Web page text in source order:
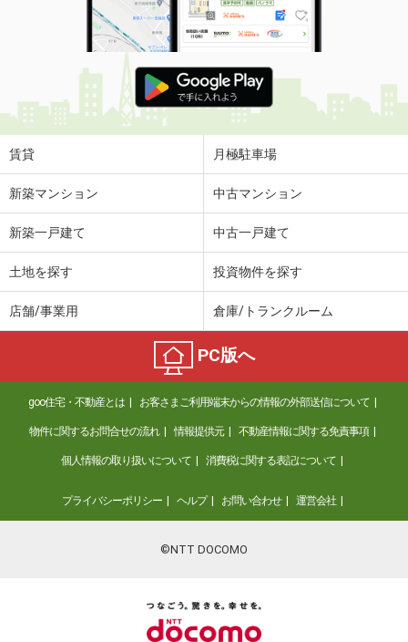
賃貸 月極駐車場
新築マンション 中古マンション
新築一戸建て 中古一戸建て
土地を探す 投資物件を探す
店舗/事業用 倉庫/トランクルーム
PC版へ
goo住宅・不動産とは お客さまご利用端末からの情報の外部送信について
物件に関するお問合せの流れ 情報提供元 不動産情報に関する免責事項
個人情報の取り扱いについて 消費税に関する表記について
プライバシーポリシー ヘルプ お問い合わせ 運営会社
©NTT DOCOMO